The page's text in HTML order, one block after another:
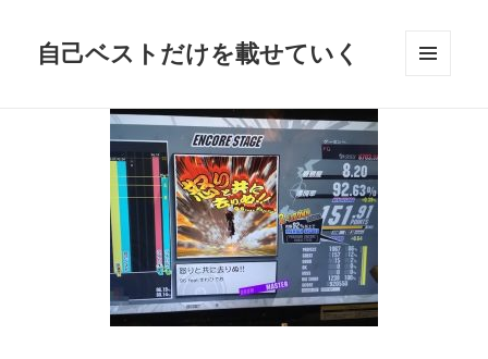
自己ベストだけを載せていく